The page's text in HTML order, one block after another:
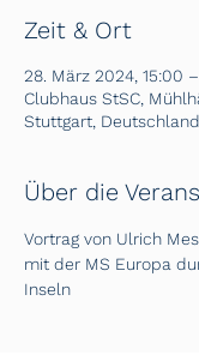
Zeit & Ort
28. März 2024, 15:00
Clubhaus StSC,
Stuttgart, Deutschland
Über die
Vortrag von Ulrich
mit der MS Europa
Inseln